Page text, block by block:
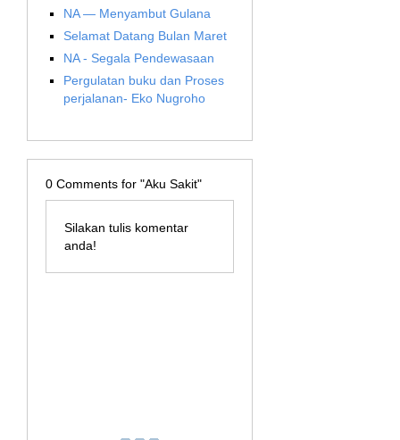
NA — Menyambut Gulana
Selamat Datang Bulan Maret
NA - Segala Pendewasaan
Pergulatan buku dan Proses
perjalanan- Eko Nugroho
0 Comments for "Aku Sakit"
Silakan tulis komentar
anda!